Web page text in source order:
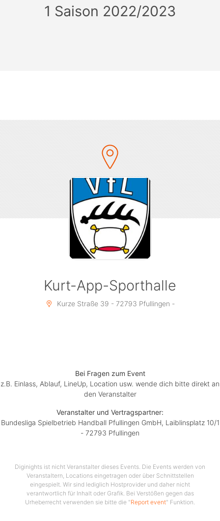
1 Saison 2022/2023
Kurt-App-Sporthalle
Kurze Straße 39 - 72793 Pfullingen -
Bei Fragen zum Event
z.B. Einlass, Ablauf, LineUp, Location usw. wende dich bitte direkt an
den Veranstalter
Veranstalter und Vertragspartner:
Bundesliga Spielbetrieb Handball Pfullingen GmbH, Laiblinsplatz 10/1
- 72793 Pfullingen
Diginights ist nicht Veranstalter dieses Events. Die Events werden von
Veranstaltern, Locations eingetragen oder über Schnittstellen
eingespielt. Wir sind lediglich Hostprovider und daher nicht
verantwortlich für Inhalt oder Grafik. Bei Verstößen gegen das
Urheberrecht verwenden sie bitte die "Report event" Funktion.